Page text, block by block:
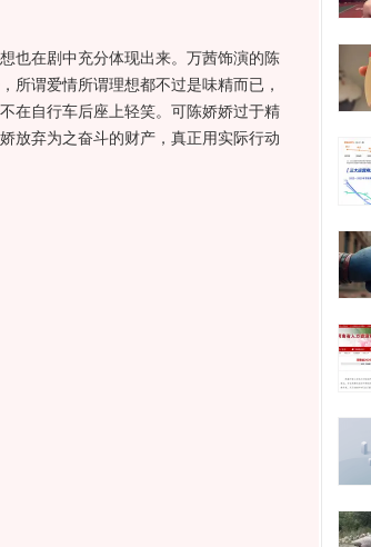
在剧中充分体现出来。万茜饰演的陈
所谓爱情所谓理想都不过是味精而已，
在自行车后座上轻笑。可陈娇娇过于精
放弃为之奋斗的财产，真正用实际行动